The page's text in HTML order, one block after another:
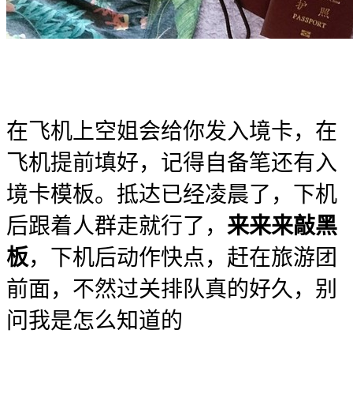
在飞机上空姐会给你发入境卡，在
飞机提前填好，记得自备笔还有入
境卡模板。抵达已经凌晨了，下机
后跟着人群走就行了， 来来来敲黑
板，下机后动作快点，赶在旅游团
前面，不然过关排队真的好久，别
问我是怎么知道的